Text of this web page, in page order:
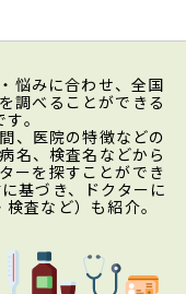
悩みに合わせ、全国
調べることができる
。
、医院の特徴などの
名、検査名などから
ーを探すことができ
基づき、ドクターに
査など）も紹介。